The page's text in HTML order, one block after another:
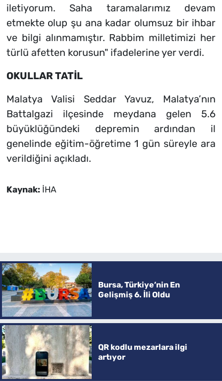
iletiyorum. Saha taramalarımız devam
etmekte olup şu ana kadar olumsuz bir ihbar
ve bilgi alınmamıştır. Rabbim milletimizi her
türlü afetten korusun" ifadelerine yer verdi.
OKULLAR TATİL
Malatya Valisi Seddar Yavuz, Malatya’nın
Battalgazi ilçesinde meydana gelen 5.6
büyüklüğündeki depremin ardından il
genelinde eğitim-öğretime 1 gün süreyle ara
verildiğini açıkladı.
Kaynak: İHA
Bursa, Türkiye’nin En
Gelişmiş 6. İli Oldu
QR kodlu mezarlara ilgi
artıyor